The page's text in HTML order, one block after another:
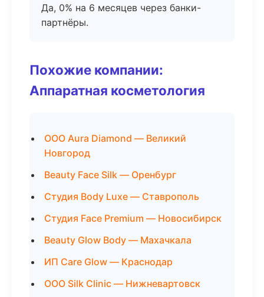
Да, 0% на 6 месяцев через банки-
партнёры.
Похожие компании:
Аппаратная косметология
ООО Aura Diamond — Великий
Новгород
Beauty Face Silk — Оренбург
Студия Body Luxe — Ставрополь
Студия Face Premium — Новосибирск
Beauty Glow Body — Махачкала
ИП Care Glow — Краснодар
ООО Silk Clinic — Нижневартовск